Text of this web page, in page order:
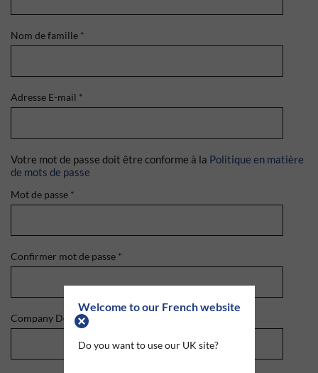
Welcome to our French website
Do you want to use our UK site?
Nom de famille *
Adresse E-mail *
Votre mot de passe doit être conforme à la Politique en matière
de mots de passe
Mot de passe *
Confirmer mot de passe *
Company Domain